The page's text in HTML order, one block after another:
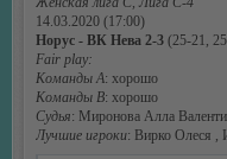
14.03.2020 (17:00)
Норус - ВК Нева 2-3 (25-21,
Fair play:
Команды А: хорошо
Команды В: хорошо
Судья: Миронова Алла
Лучшие игроки: Вирко Олеся ,